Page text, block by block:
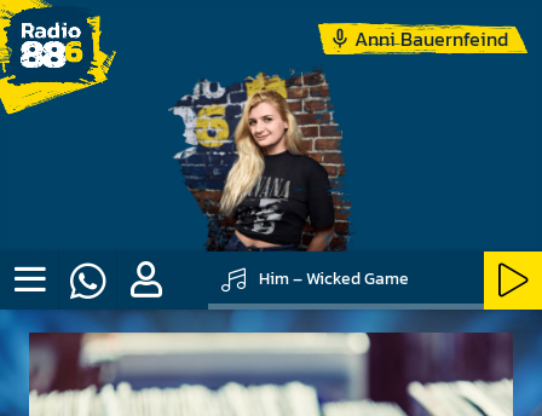
Anni Bauernfeind
Him – Wicked Game